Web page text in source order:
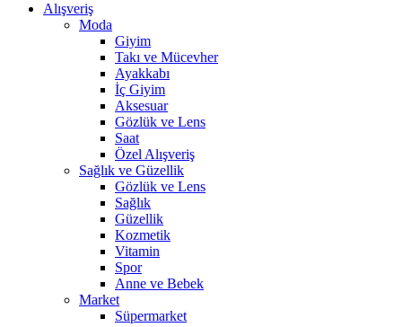
Alışveriş
Moda
Giyim
Takı ve Mücevher
Ayakkabı
İç Giyim
Aksesuar
Gözlük ve Lens
Saat
Özel Alışveriş
Sağlık ve Güzellik
Gözlük ve Lens
Sağlık
Güzellik
Kozmetik
Vitamin
Spor
Anne ve Bebek
Market
Süpermarket